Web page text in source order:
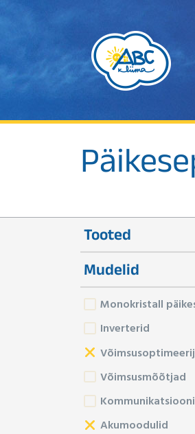
Tooted
Mudelid
Monokristall
Inverterid
Võimsusmõõtjad
Akumoodulid